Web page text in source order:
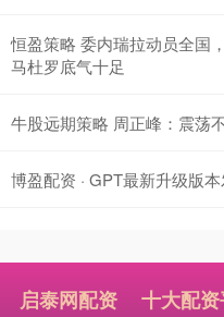
恒盈策略 委内瑞拉动员全国
马杜罗底气十足
牛股远期策略 周正峰：震荡
博盈配资 · GPT最新升级版
启泰网配资
十大配